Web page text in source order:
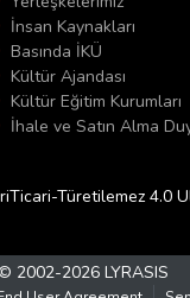
İnsan Kaynakları
Basında İKÜ
Kültür Ajandası
Kültür Eğitim Kurumları
İhale ve Satın Alma
Türetilemez 4.0
2002-2026 LYRASIS